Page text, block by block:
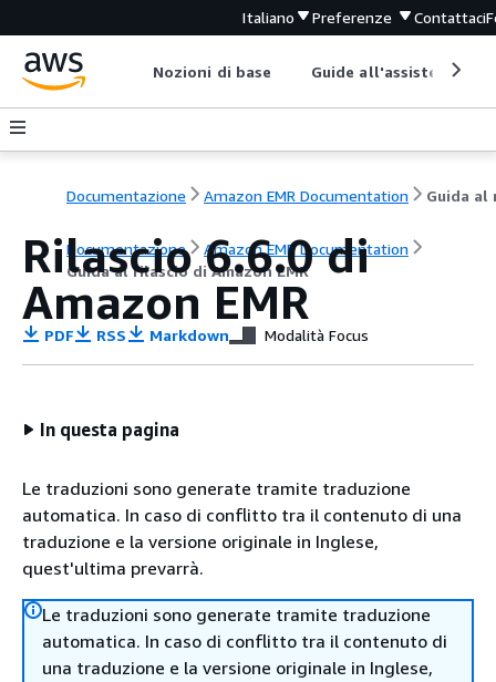
Italiano Preferenze Contattaci
Nozioni di base Guide all'assistenza
Documentazione Amazon EMR Documentation
Documentazione
Amazon EMR Documentation
Guida al rilascio di Amazon EMR
Rilascio 6.6.0 di
Amazon EMR
PDF RSS Markdown Modalità Focus
In questa pagina
Le traduzioni sono generate tramite traduzione
automatica. In caso di conflitto tra il contenuto di una
traduzione e la versione originale in Inglese,
quest'ultima prevarrà.
Le traduzioni sono generate tramite traduzione
automatica. In caso di conflitto tra il contenuto di
una traduzione e la versione originale in Inglese,